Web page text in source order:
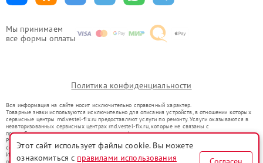
Мы принимаем
все формы оплаты
Политика конфиденциальности
Вся информация на сайте носит исключительно справочный характер.
Товарные знаки используются исключительно для описания устройств, в отношении которых
сервисные центры rnd.vestel-fix.ru предоставляют услуги по ремонту. Услуги оказываются в
неавторизованных сервисных центрах rnd.vestel-fix.ru, которые не связаны с
правообладателями товарных знаков или их официальными представителями.
Ремонт осуществляется для устройств, уже введенных в гражданский оборот в соответствии
со статьей 1487 ГК РФ.
Использование товарных знаков не преследует цели индивидуализации услуг или введения
Этот сайт использует файлы cookie. Вы можете
ознакомиться с правилами использования